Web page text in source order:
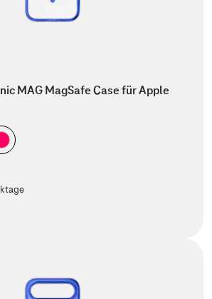
MAG MagSafe Case für Apple